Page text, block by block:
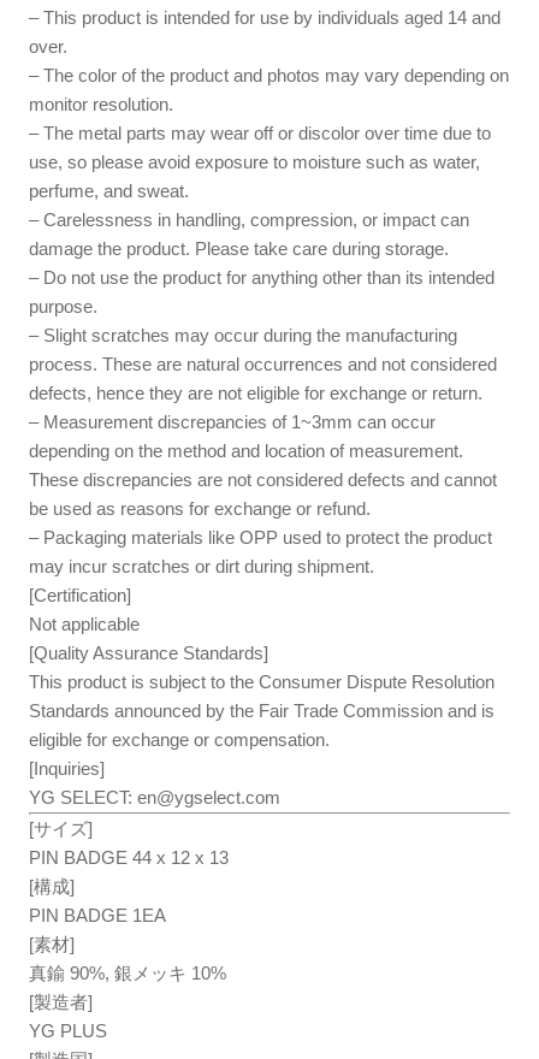
– This product is intended for use by individuals aged 14 and
over.
– The color of the product and photos may vary depending on
monitor resolution.
– The metal parts may wear off or discolor over time due to
use, so please avoid exposure to moisture such as water,
perfume, and sweat.
– Carelessness in handling, compression, or impact can
damage the product. Please take care during storage.
– Do not use the product for anything other than its intended
purpose.
– Slight scratches may occur during the manufacturing
process. These are natural occurrences and not considered
defects, hence they are not eligible for exchange or return.
– Measurement discrepancies of 1~3mm can occur
depending on the method and location of measurement.
These discrepancies are not considered defects and cannot
be used as reasons for exchange or refund.
– Packaging materials like OPP used to protect the product
may incur scratches or dirt during shipment.
[Certification]
Not applicable
[Quality Assurance Standards]
This product is subject to the Consumer Dispute Resolution
Standards announced by the Fair Trade Commission and is
eligible for exchange or compensation.
[Inquiries]
YG SELECT:en@ygselect.com
[サイズ]
PIN BADGE 44 x 12 x 13
[構成]
PIN BADGE 1EA
[素材]
真鍮 90%, 銀メッキ 10%
[製造者]
YG PLUS